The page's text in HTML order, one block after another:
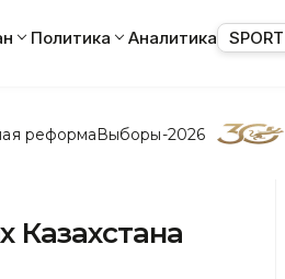
Политика Аналитика SPORT
реформаВыборы-2026
Казахстана